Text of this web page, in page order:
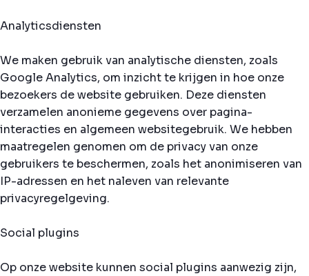
Analyticsdiensten
We maken gebruik van analytische diensten, zoals
Google Analytics, om inzicht te krijgen in hoe onze
bezoekers de website gebruiken. Deze diensten
verzamelen anonieme gegevens over pagina-
interacties en algemeen websitegebruik. We hebben
maatregelen genomen om de privacy van onze
gebruikers te beschermen, zoals het anonimiseren van
IP-adressen en het naleven van relevante
privacyregelgeving.
Social plugins
Op onze website kunnen social plugins aanwezig zijn,